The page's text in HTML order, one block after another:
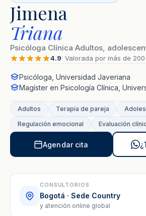
Jimena
Triana
Psicóloga Clínica·Adultos,
4.9· Valorada por más de
Psicóloga, Universidad Javeriana
Magíster en Psicología Clínica,
Adultos Terapia de pareja
Regulación emocional
Evaluación
Agendar cita
CONSULTORIOS
Bogotá · Sede Country
y atención online global